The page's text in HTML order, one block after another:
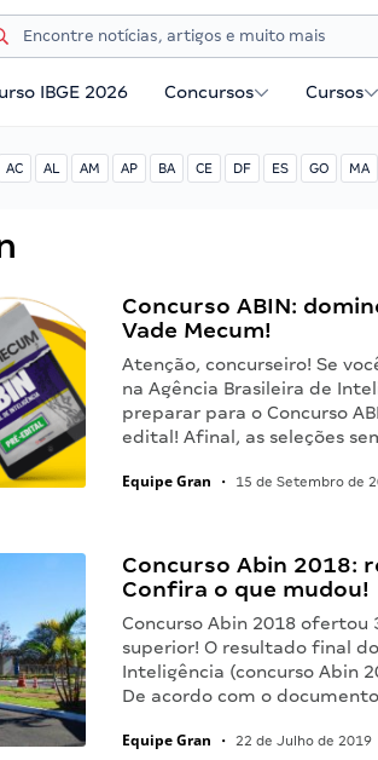
IBGE 2026 Concursos Cursos
AC AL AM AP BA CE DF ES GO MA
Concurso ABIN:
Vade Mecum!
Atenção, concurseiro! Se
na Agência Brasileira de
preparar para o Concurso
edital! Afinal, as seleções
Equipe Gran • 15 de Setembro de
Concurso Abin 2018:
Confira o que mudou!
Concurso Abin 2018 ofertou
superior! O resultado final
Inteligência (concurso Abin
De acordo com o
Equipe Gran • 22 de Julho de 2019